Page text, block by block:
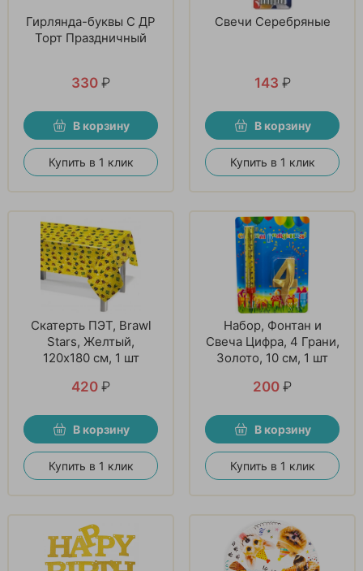
Гирлянда-буквы С ДР
Торт Праздничный
330 ₽
В корзину
Купить в 1 клик
Свечи Серебряные
143 ₽
В корзину
Купить в 1 клик
Скатерть ПЭТ, Brawl
Stars, Желтый,
120х180 см, 1 шт
420 ₽
В корзину
Купить в 1 клик
Набор, Фонтан и
Свеча Цифра, 4 Грани,
Золото, 10 см, 1 шт
200 ₽
В корзину
Купить в 1 клик